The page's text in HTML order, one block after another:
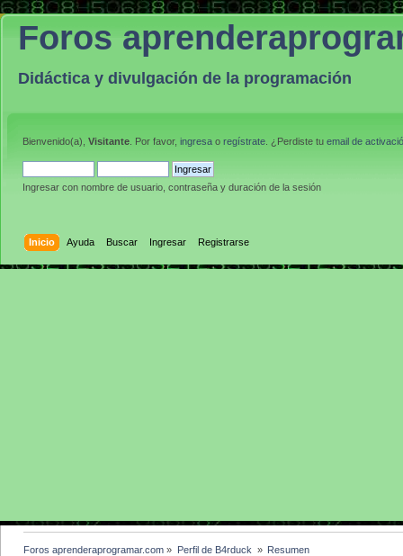
Foros
Didáctica y divulgación de la programación
Bienvenido(a), Visitante . Por favor, ingresa o regístrate . ¿Perdiste tu email de
Ingresar con nombre de usuario, contraseña y duración de la sesión
Inicio Ayuda Buscar Ingresar Registrarse
Foros aprenderaprogramar.com » Perfil de B4rduck » Resumen